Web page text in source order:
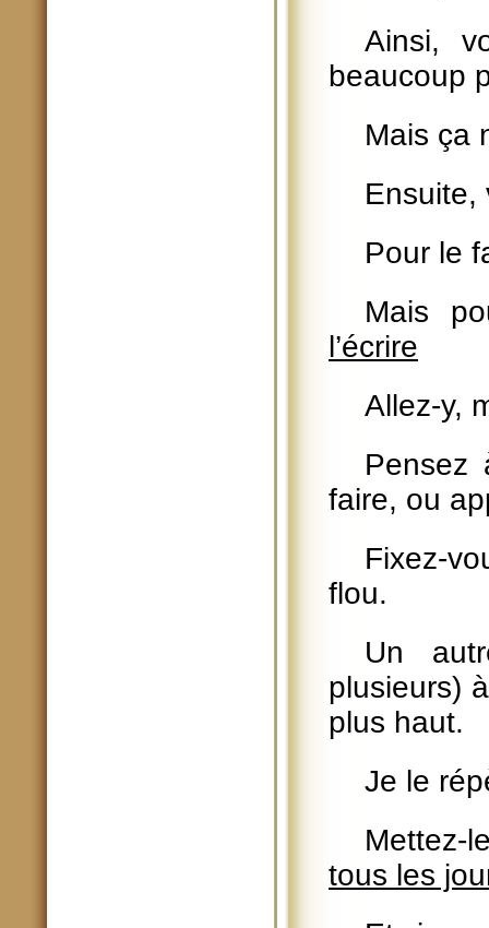
Ainsi,
beaucoup
Mais ça
Ensuite,
Pour le
Mais
l’écrire
Allez-y,
Pensez
faire, ou
Fixez-
flou.
Un
plusieurs)
plus haut.
Je le
tous les